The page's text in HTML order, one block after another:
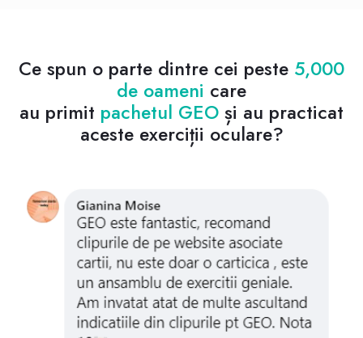
Ce spun o parte dintre cei peste 5,000
de oameni care
au primit pachetul GEO și au practicat
aceste exerciții oculare?